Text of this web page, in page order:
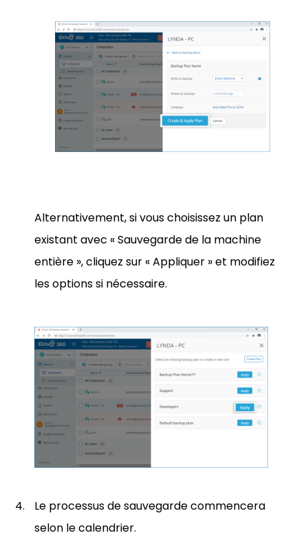
Alternativement, si vous choisissez un plan
existant avec « Sauvegarde de la machine
entière », cliquez sur « Appliquer » et modifiez
les options si nécessaire.
Le processus de sauvegarde commencera
selon le calendrier.